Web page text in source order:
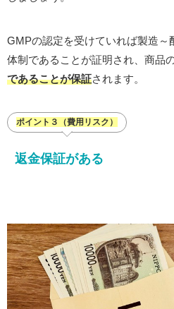
GMPの認定を受けていれば製造～
体制であることが証明され、商品
であることが保証されます。
ポイント３（費用リスク）
返金保証がある